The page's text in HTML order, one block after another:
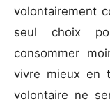
volontairement
seul choix
consommer
vivre mieux en
volontaire ne